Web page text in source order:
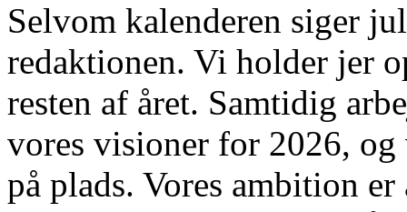
Selvom kalenderen siger
redaktionen. Vi holder jer
resten af året. Samtidig
vores visioner for 2026,
på plads. Vores ambition